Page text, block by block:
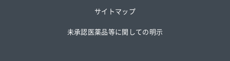
サイトマップ
未承認医薬品等に関しての明示